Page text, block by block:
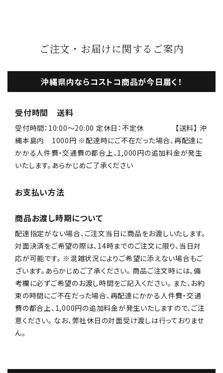
ご注文・お届けに関するご案内
沖縄県内ならコストコ商品が今日届く！
受付時間 送料
受付時間：10:00〜20:00 定休日：不定休 【送料】 沖
縄本島内 1000円 ※配達時にご不在だった場合、再配達に
かかる人件費・交通費の都合上、1,000円の追加料金が発生
いたします。あらかじめご了承ください
お支払い方法
商品お渡し時期について
配達指定がない場合、ご注文当日に商品をお渡しいたします。
対面決済をご希望の際は、14時までのご注文に限り、当日対
応が可能です。 ※混雑状況によりご希望に添えない場合もご
ざいます。あらかじめご了承ください。 商品ご注文時には、備
考欄に必ずご希望のお渡し時間をご記入ください。 また、お約
束の時間にご不在だった場合、再配達にかかる人件費・交通
費の都合上、1,000円の追加料金が発生いたしますので、ご注
意ください。 なお、弊社休日の対面受け渡しは行っておりませ
ん。